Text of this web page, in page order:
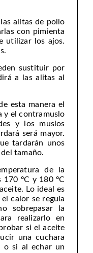
alitas de pollo
con pimienta
utilizar los ajos.
sustituir por
a las alitas al
esta manera el
y el contramuslo
y los muslos
será mayor.
tardarán unos
tamaño.
de la
ºC y 180 ºC
Lo ideal es
calor se regula
sobrepasar la
realizarlo en
si el aceite
una cuchara
o si al echar un